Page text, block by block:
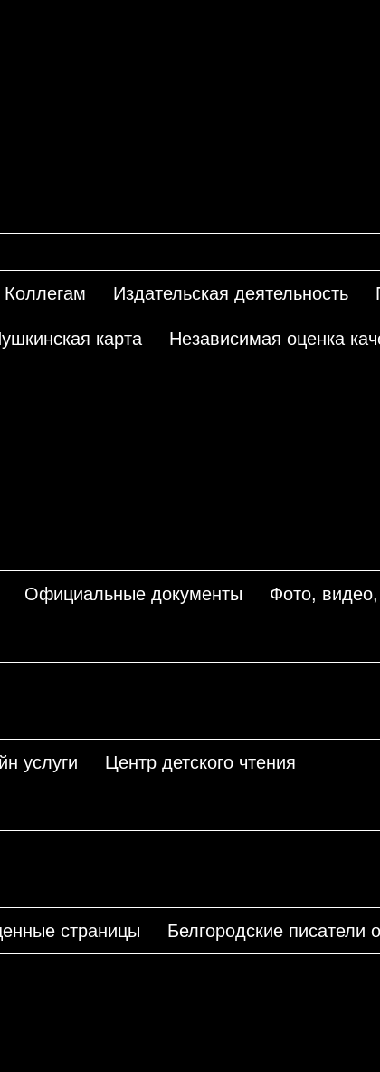
Коллегам Издательская деятельность
карта Независимая оценка
Официальные документы Фото,
услуги Центр детского чтения
страницы Белгородские писатели